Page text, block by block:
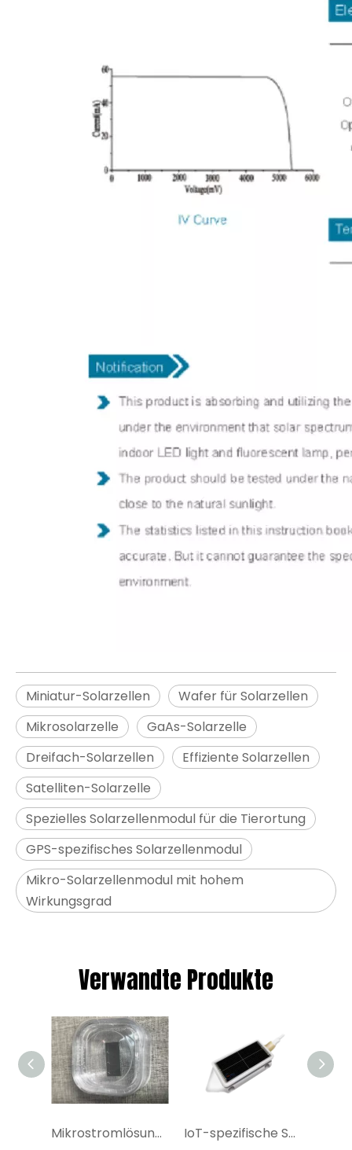
Miniatur-Solarzellen
Wafer für Solarzellen
Mikrosolarzelle
GaAs-Solarzelle
Dreifach-Solarzellen
Effiziente Solarzellen
Satelliten-Solarzelle
Spezielles Solarzellenmodul für die Tierortung
GPS-spezifisches Solarzellenmodul
Mikro-Solarzellenmodul mit hohem
Wirkungsgrad
Verwandte Produkte
Mikrostromlösung für effiziente Solarzellenmodule für GPS-Ortungsgeräte, GPS-Solar-Tracker IoT-spezifische Solarzellenmodule Kaufen Sie Triple-Junction-GaAs-Solarzellen bei YIM Space